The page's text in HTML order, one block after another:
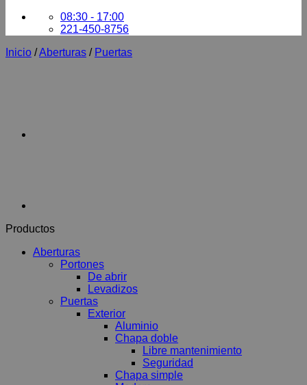
08:30 - 17:00
221-450-8756
Inicio /Aberturas / Puertas
Productos
Aberturas
Portones
De abrir
Levadizos
Puertas
Exterior
Aluminio
Chapa doble
Libre mantenimiento
Seguridad
Chapa simple